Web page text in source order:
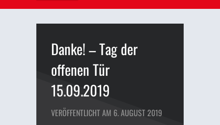
Danke! – Tag der
offenen Tür
15.09.2019
VERÖFFENTLICHT AM 6. AUGUST 2019